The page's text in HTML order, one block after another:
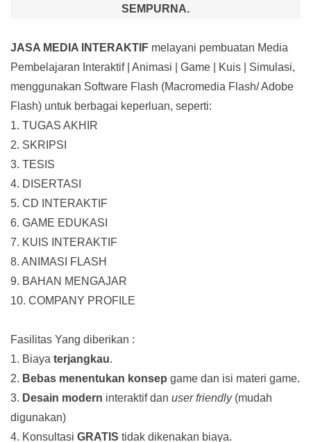
SEMPURNA.
JASA MEDIA INTERAKTIF melayani pembuatan Media
Pembelajaran Interaktif| Animasi | Game | Kuis | Simulasi,
menggunakan Software Flash (Macromedia Flash/ Adobe
Flash) untuk berbagai keperluan, seperti:
1. TUGAS AKHIR
2. SKRIPSI
3. TESIS
4. DISERTASI
5. CD INTERAKTIF
6. GAME EDUKASI
7. KUIS INTERAKTIF
8. ANIMASI FLASH
9. BAHAN MENGAJAR
10. COMPANY PROFILE
Fasilitas Yang diberikan :
1. Biaya terjangkau.
2. Bebas menentukan konsep game dan isi materi game.
3. Desain modern interaktif dan user friendly(mudah
digunakan)
4. Konsultasi GRATIS tidak dikenakan biaya.